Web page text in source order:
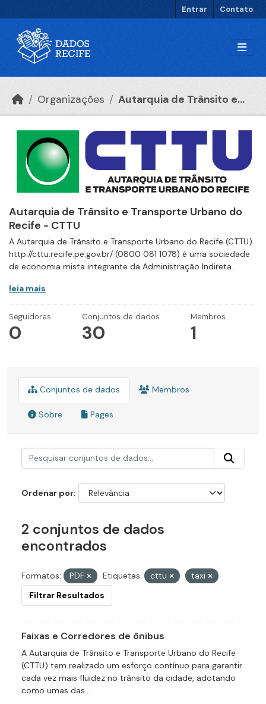
Entrar Contato
Organizações Autarquia de Trânsito e...
Autarquia de Trânsito e Transporte Urbano do
Recife - CTTU
A Autarquia de Trânsito e Transporte Urbano do Recife (CTTU)
http://cttu.recife.pe.gov.br/ (0800 081 1078) é uma sociedade
de economia mista integrante da Administração Indireta...
leia mais
Seguidores
0
Conjuntos de dados
30
Membros
1
Conjuntos de dados Membros
Sobre Pages
Ordenar por
2 conjuntos de dados
encontrados
Formatos: PDF Etiquetas: cttu
taxi
Filtrar Resultados
Faixas e Corredores de ônibus
A Autarquia de Trânsito e Transporte Urbano do Recife
(CTTU) tem realizado um esforço contínuo para garantir
cada vez mais fluidez no trânsito da cidade, adotando
como umas das...